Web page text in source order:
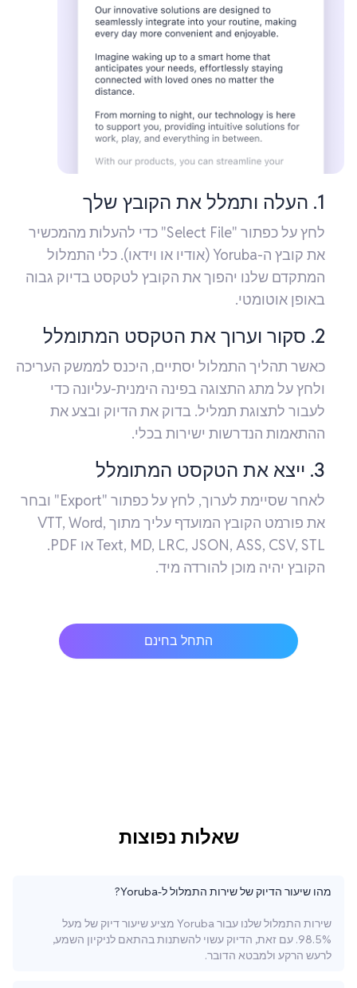
1. העלה ותמלל את הקובץ שלך
לחץ על כפתור "Select File" כדי להעלות מהמכשיר
את קובץ ה-Yoruba (אודיו או וידאו). כלי התמלול
המתקדם שלנו יהפוך את הקובץ לטקסט בדיוק גבוה
באופן אוטומטי.
2. סקור וערוך את הטקסט המתומלל
כאשר תהליך התמלול יסתיים, היכנס לממשק העריכה
ולחץ על מתג התצוגה בפינה הימנית-עליונה כדי
לעבור לתצוגת תמליל. בדוק את הדיוק ובצע את
ההתאמות הנדרשות ישירות בכלי.
3. ייצא את הטקסט המתומלל
לאחר שסיימת לערוך, לחץ על כפתור "Export" ובחר
את פורמט הקובץ המועדף עליך מתוך VTT, Word,
Text, MD, LRC, JSON, ASS, CSV, STL או PDF.
הקובץ יהיה מוכן להורדה מיד.
התחל בחינם
שאלות נפוצות
מהו שיעור הדיוק של שירות התמלול ל-Yoruba?
שירות התמלול שלנו עבור Yoruba מציע שיעור דיוק של מעל
98.5%. עם זאת, הדיוק עשוי להשתנות בהתאם לניקיון השמע,
לרעש הרקע ולמבטא הדובר.